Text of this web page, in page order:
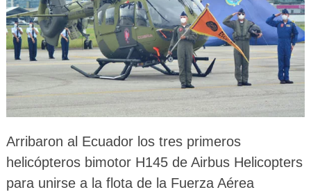
Arribaron al Ecuador los tres primeros
helicópteros bimotor H145 de Airbus Helicopters
para unirse a la flota de la Fuerza Aérea